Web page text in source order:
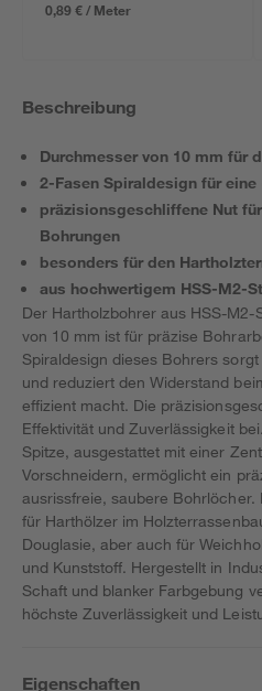
0,89 € / Meter
Beschreibung
Durchmesser von 10 mm für
2-Fasen Spiraldesign für
präzisionsgeschliffene Nut
Bohrungen
besonders für den
aus hochwertigem HSS-M2-
Der Hartholzbohrer aus HSS-
von 10 mm ist für präzise
Spiraldesign dieses Bohrers
und reduziert den Widerstand
effizient macht. Die
Effektivität und Zuverlässigkeit
Spitze, ausgestattet mit einer
Vorschneidern, ermöglicht ein
ausrissfreie, saubere
für Harthölzer im
Douglasie, aber auch für
und Kunststoff. Hergestellt in
Schaft und blanker Farbgebung
höchste Zuverlässigkeit und
Eigenschaften